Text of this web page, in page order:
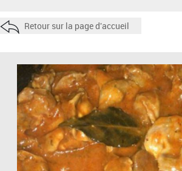
Retour sur la page d'accueil